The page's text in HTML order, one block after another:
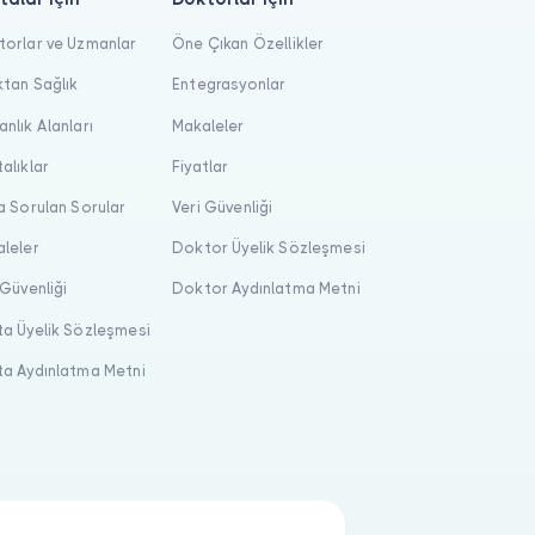
ve Uzmanlar
Sağlık
Alanları
Sorulan Sorular
Üyelik Sözleşmesi
Aydınlatma Metni
Öne Çıkan Özellikler
Entegrasyonlar
Makaleler
Fiyatlar
Veri Güvenliği
Doktor Üyelik Sözleşmesi
Doktor Aydınlatma Metni